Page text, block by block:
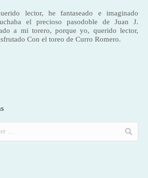
lector, he fantaseado e imaginado
el precioso pasodo­ble de Juan J.
a mi torero, porque yo, querido lector,
Con el toreo de Curro Romero.